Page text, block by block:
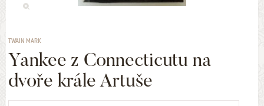
TWAIN MARK
Yankee z Connecticutu na
dvoře krále Artuše